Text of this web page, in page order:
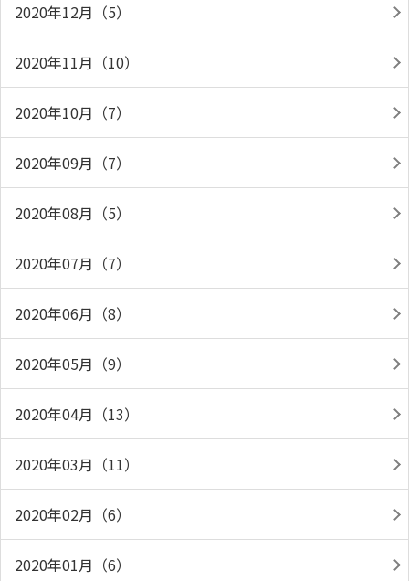
2020年12月（5）
2020年11月（10）
2020年10月（7）
2020年09月（7）
2020年08月（5）
2020年07月（7）
2020年06月（8）
2020年05月（9）
2020年04月（13）
2020年03月（11）
2020年02月（6）
2020年01月（6）